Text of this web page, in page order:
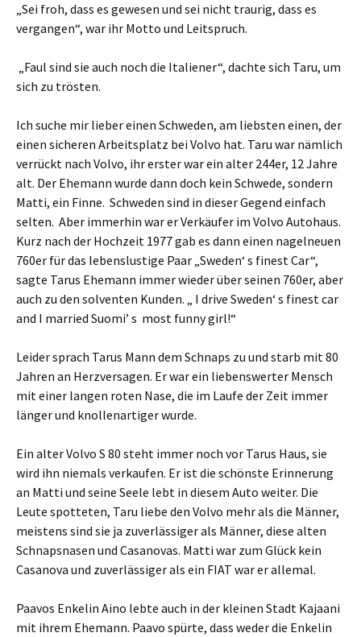
„Sei froh, dass es gewesen und sei nicht traurig, dass es
vergangen“, war ihr Motto und Leitspruch.
„Faul sind sie auch noch die Italiener“, dachte sich Taru, um
sich zu trösten.
Ich suche mir lieber einen Schweden, am liebsten einen, der
einen sicheren Arbeitsplatz bei Volvo hat. Taru war nämlich
verrückt nach Volvo, ihr erster war ein alter 244er, 12 Jahre
alt. Der Ehemann wurde dann doch kein Schwede, sondern
Matti, ein Finne. Schweden sind in dieser Gegend einfach
selten. Aber immerhin war er Verkäufer im Volvo Autohaus.
Kurz nach der Hochzeit 1977 gab es dann einen nagelneuen
760er für das lebenslustige Paar „Sweden‘ s finest Car“,
sagte Tarus Ehemann immer wieder über seinen 760er, aber
auch zu den solventen Kunden. „ I drive Sweden‘ s finest car
and I married Suomi’ s most funny girl!“
Leider sprach Tarus Mann dem Schnaps zu und starb mit 80
Jahren an Herzversagen. Er war ein liebenswerter Mensch
mit einer langen roten Nase, die im Laufe der Zeit immer
länger und knollenartiger wurde.
Ein alter Volvo S 80 steht immer noch vor Tarus Haus, sie
wird ihn niemals verkaufen. Er ist die schönste Erinnerung
an Matti und seine Seele lebt in diesem Auto weiter. Die
Leute spotteten, Taru liebe den Volvo mehr als die Männer,
meistens sind sie ja zuverlässiger als Männer, diese alten
Schnapsnasen und Casanovas. Matti war zum Glück kein
Casanova und zuverlässiger als ein FIAT war er allemal.
Paavos Enkelin Aino lebte auch in der kleinen Stadt Kajaani
mit ihrem Ehemann. Paavo spürte, dass weder die Enkelin